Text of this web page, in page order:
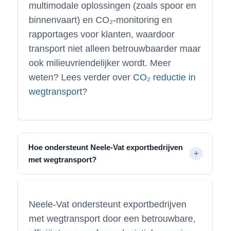
multimodale oplossingen (zoals spoor en
binnenvaart) en CO₂-monitoring en
rapportages voor klanten, waardoor
transport niet alleen betrouwbaarder maar
ook milieuvriendelijker wordt. Meer
weten? Lees verder over CO₂ reductie in
wegtransport?
Hoe ondersteunt Neele-Vat exportbedrijven
met wegtransport?
Neele-Vat ondersteunt exportbedrijven
met wegtransport door een betrouwbare,